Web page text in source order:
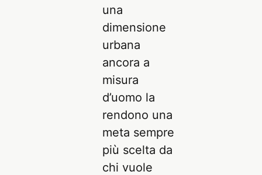
una
dimensione
urbana
ancora a
misura
d’uomo la
rendono una
meta sempre
più scelta da
chi vuole